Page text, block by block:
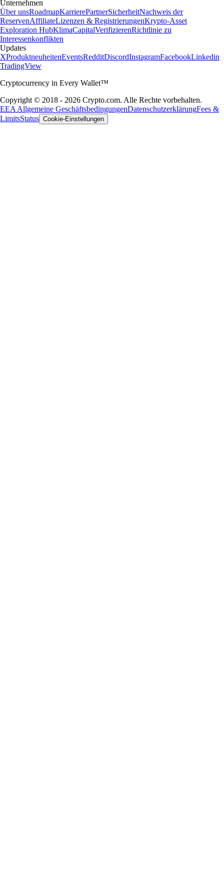
Unternehmen
Über unsRoadmapKarrierePartnerSicherheitNachweis der
ReservenAffiliateLizenzen & RegistrierungenKrypto-Asset
Exploration HubKlimaCapitalVerifizierenRichtlinie zu
Interessenkonflikten
Updates
XProduktneuheitenEventsRedditDiscordInstagramFacebookLinkedin
TradingView
Cryptocurrency in Every Wallet™
Copyright © 2018 - 2026 Crypto.com. Alle Rechte vorbehalten.
EEA Allgemeine GeschäftsbedingungenDatenschutzerklärungFees &
LimitsStatus Cookie-Einstellungen